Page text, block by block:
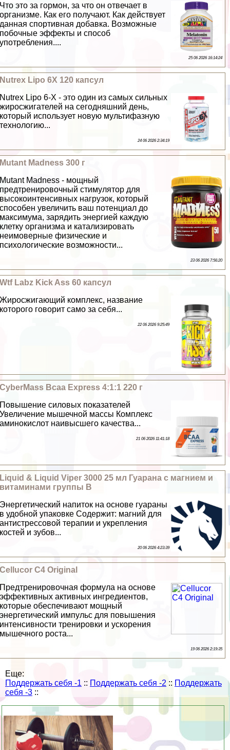
Что это за гормон, за что он отвечает в
организме. Как его получают. Как действует
данная спортивная добавка. Возможные
побочные эффекты и способ
употрeбления....
25 06 2026 16:14:24
Nutrex Lipo 6X 120 капсул
Nutrex Lipo 6-X - это один из самых сильных
жиросжигателей на сегодняшний день,
который использует новую мультифазную
технологию...
24 06 2026 2:34:19
Mutant Madness 300 г
Mutant Madness - мощный
предтренировочный стимулятор для
высокоинтенсивных нагрузок, который
способен увеличить ваш потенциал до
максимума, зарядить энергией каждую
клетку организма и катализировать
неимоверные физические и
психологические возможности...
23 06 2026 7:56:20
Wtf Labz Kick Ass 60 капсул
Жиросжигающий комплекс, название
которого говорит само за себя...
22 06 2026 9:25:49
CyberMass Bcaa Express 4:1:1 220 г
Повышение силовых показателей
Увеличение мышечной массы Комплекс
аминокислот наивысшего качества...
21 06 2026 11:41:18
Liquid & Liquid Viper 3000 25 мл Гуарана с магнием и
витаминами группы B
Энергетический напиток на основе гуараны
в удобной упаковке Содержит: магний для
антистрессовой терапии и укрепления
костей и зубов...
20 06 2026 4:23:39
Cellucor C4 Original
Предтренировочная формула на основе
эффективных активных ингредиентов,
которые обеспечивают мощный
энергетический импульс для повышения
интенсивности тренировки и ускорения
мышечного роста...
19 06 2026 2:19:35
Еще:
Поддержать себя -1 :: Поддержать себя -2 :: Поддержать
себя -3 ::